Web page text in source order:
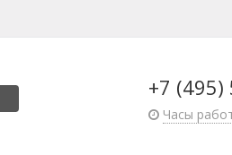
+7 (495)
Часы